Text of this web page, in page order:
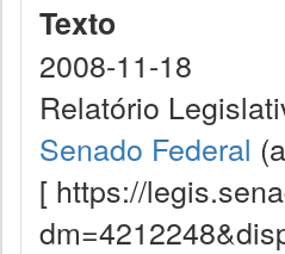
Texto
2008-11-18
Relatório
Senado Federal
[ https://